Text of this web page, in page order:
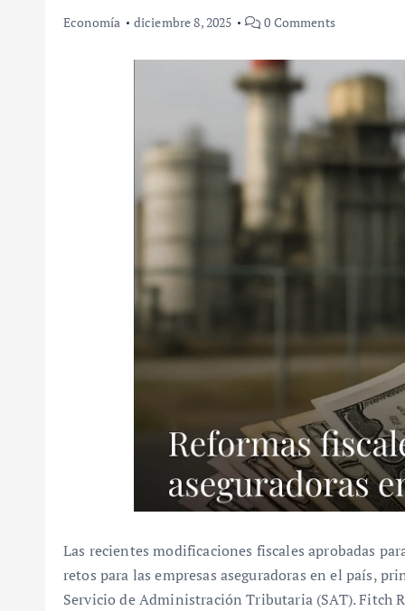
Economía diciembre 8, 2025 0 Comments
Las recientes modificaciones fiscales aprobadas
retos para las empresas aseguradoras en el país,
Servicio de Administración Tributaria (SAT). Fitch